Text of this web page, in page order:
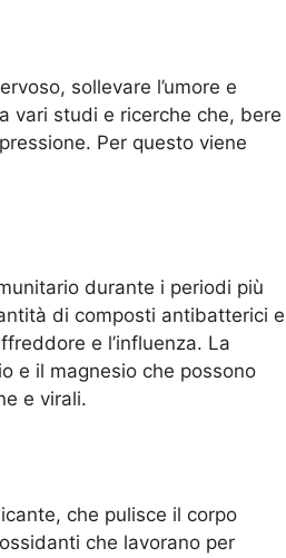
sollevare l’umore e
vari studi e ricerche che, bere
Per questo viene
durante i periodi più
di composti antibatterici e
e l’influenza. La
e il magnesio che possono
e virali.
che pulisce il corpo
che lavorano per